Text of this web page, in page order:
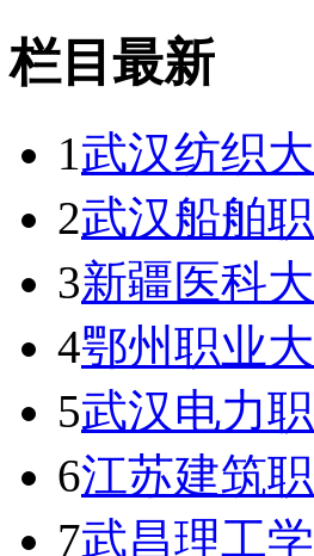
栏目最新
1武汉纺织
2武汉船舶
3新疆医科
4鄂州职业
5武汉电力
6江苏建筑
7武昌理工